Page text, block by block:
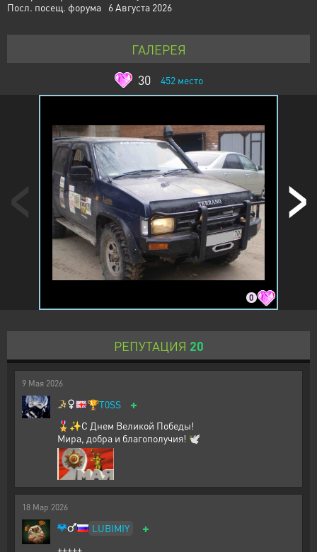
Посл. посещ. форума
6 Августа 2026
ГАЛЕРЕЯ
30
452место
0
РЕПУТАЦИЯ 20
9 Мая 2026
🏆T0SS +
🎖️✨С Днем Великой Победы!
Мира, добра и благополучия! 🕊️
18 Мар 2026
LUBIMIY +
+++++